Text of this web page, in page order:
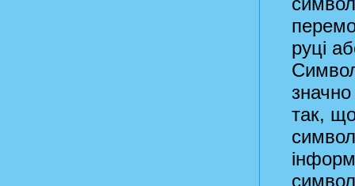
руці
так,